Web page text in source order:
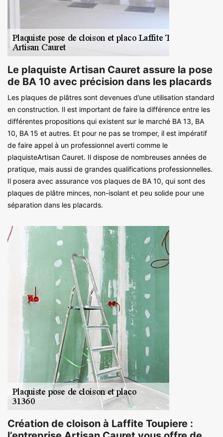
Le plaquiste Artisan Cauret assure la pose
de BA 10 avec précision dans les placards
Les plaques de plâtres sont devenues d’une utilisation standard
en construction. Il est important de faire la différence entre les
différentes propositions qui existent sur le marché BA 13, BA
10, BA 15 et autres. Et pour ne pas se tromper, il est impératif
de faire appel à un professionnel averti comme le
plaquisteArtisan Cauret. Il dispose de nombreuses années de
pratique, mais aussi de grandes qualifications professionnelles.
Il posera avec assurance vos plaques de BA 10, qui sont des
plaques de plâtre minces, non-isolant et peu solide pour une
séparation dans les placards.
Création de cloison à Laffite Toupiere :